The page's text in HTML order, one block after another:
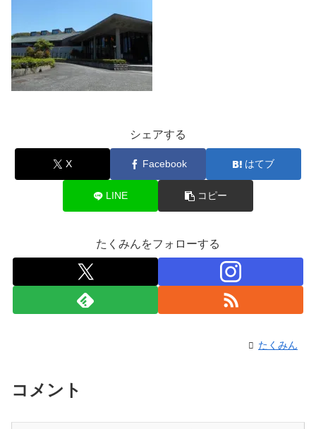
シェアする
X Facebook はてブ
LINE コピー
たくみんをフォローする
たくみん
コメント